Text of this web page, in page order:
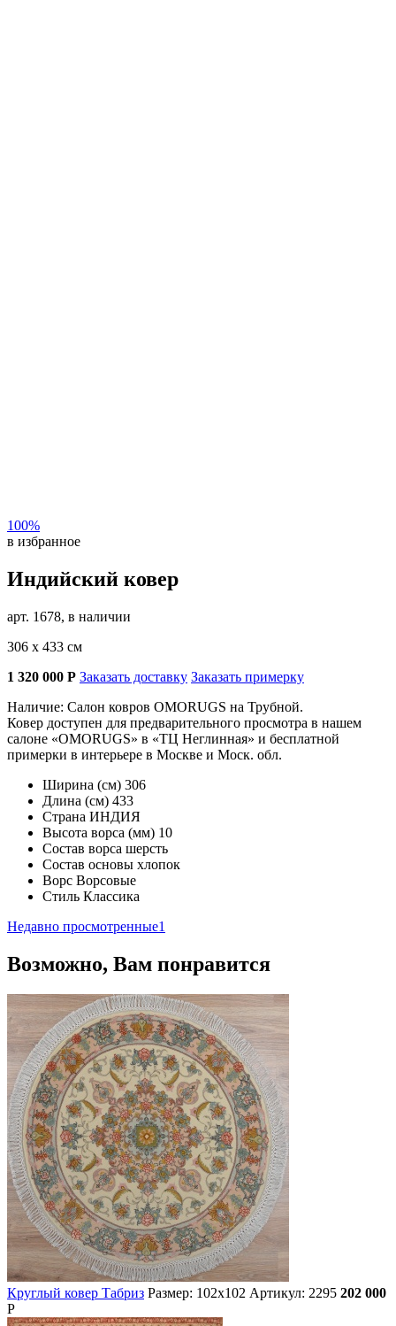
100%
в избранное
Индийский ковер
арт. 1678, в наличии
306 х 433 см
1 320 000 Р Заказать доставку Заказать примерку
Наличие: Салон ковров OMORUGS на Трубной.
Ковер доступен для предварительного просмотра в нашем
салоне «OMORUGS» в «ТЦ Неглинная» и бесплатной
примерки в интерьере в Москве и Моск. обл.
Ширина (см) 306
Длина (см) 433
Страна ИНДИЯ
Высота ворса (мм) 10
Состав ворса шерсть
Состав основы хлопок
Ворс Ворсовые
Стиль Классика
Недавно просмотренные1
Возможно, Вам понравится
Круглый ковер Табриз Размер: 102х102 Артикул: 2295 202 000
Р